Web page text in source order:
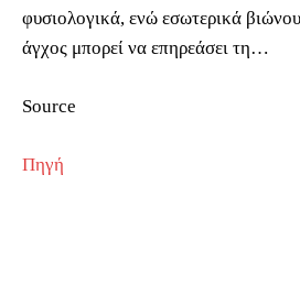
φυσιολογικά, ενώ εσωτερικά
άγχος μπορεί να επηρεάσει τη…
Source
Πηγή